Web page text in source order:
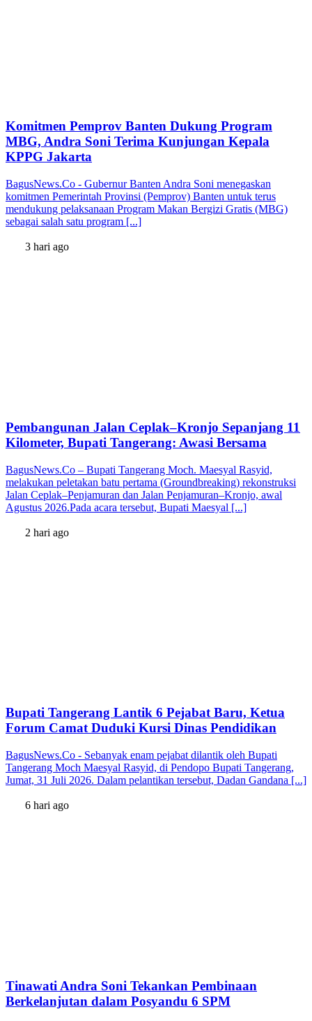
Komitmen Pemprov Banten Dukung Program
MBG, Andra Soni Terima Kunjungan Kepala
KPPG Jakarta
BagusNews.Co - Gubernur Banten Andra Soni menegaskan
komitmen Pemerintah Provinsi (Pemprov) Banten untuk terus
mendukung pelaksanaan Program Makan Bergizi Gratis (MBG)
sebagai salah satu program [...]
3 hari ago
Pembangunan Jalan Ceplak–Kronjo Sepanjang 11
Kilometer, Bupati Tangerang: Awasi Bersama
BagusNews.Co – Bupati Tangerang Moch. Maesyal Rasyid,
melakukan peletakan batu pertama (Groundbreaking) rekonstruksi
Jalan Ceplak–Penjamuran dan Jalan Penjamuran–Kronjo, awal
Agustus 2026.Pada acara tersebut, Bupati Maesyal [...]
2 hari ago
Bupati Tangerang Lantik 6 Pejabat Baru, Ketua
Forum Camat Duduki Kursi Dinas Pendidikan
BagusNews.Co - Sebanyak enam pejabat dilantik oleh Bupati
Tangerang Moch Maesyal Rasyid, di Pendopo Bupati Tangerang,
Jumat, 31 Juli 2026. Dalam pelantikan tersebut, Dadan Gandana [...]
6 hari ago
Tinawati Andra Soni Tekankan Pembinaan
Berkelanjutan dalam Posyandu 6 SPM